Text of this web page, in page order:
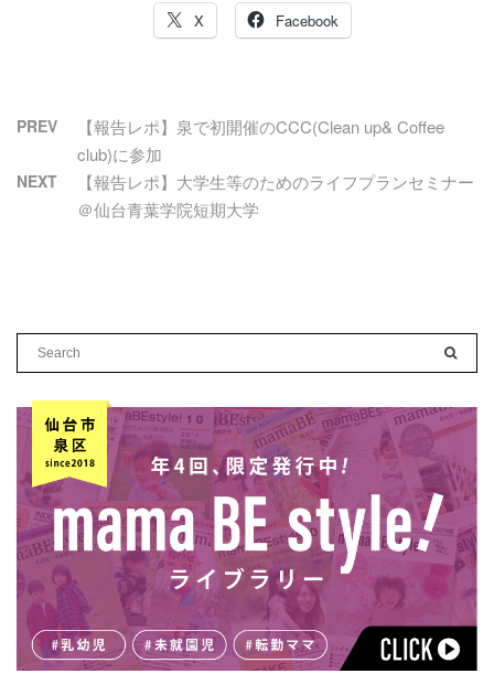
X
Facebook
PREV
【報告レポ】泉で初開催のCCC(Clean up& Coffee
club)に参加
NEXT
【報告レポ】大学生等のためのライフプランセミナー
＠仙台青葉学院短期大学